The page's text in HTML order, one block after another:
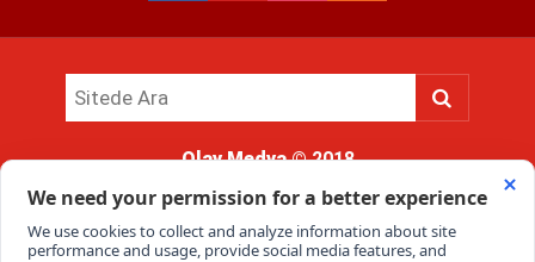
Olay Medya© 2018
kullanımı hukuki yaptırıma tabidir.